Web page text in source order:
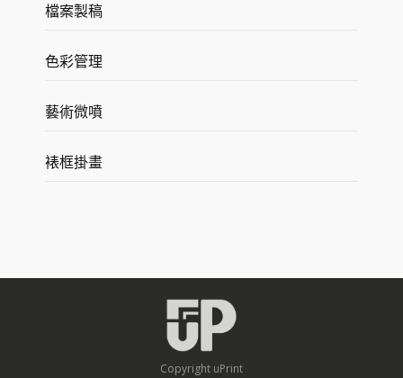
檔案製稿
色彩管理
藝術微噴
裱框掛畫
Copyright uPrint